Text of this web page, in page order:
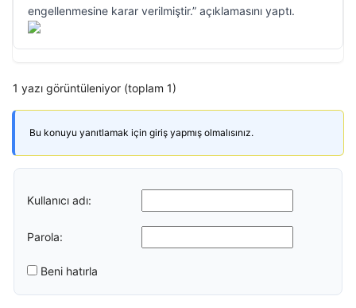
engellenmesine karar verilmiştir.” açıklamasını yaptı.
1 yazı görüntüleniyor (toplam 1)
Bu konuyu yanıtlamak için giriş yapmış olmalısınız.
Kullanıcı adı:
Parola:
Beni hatırla